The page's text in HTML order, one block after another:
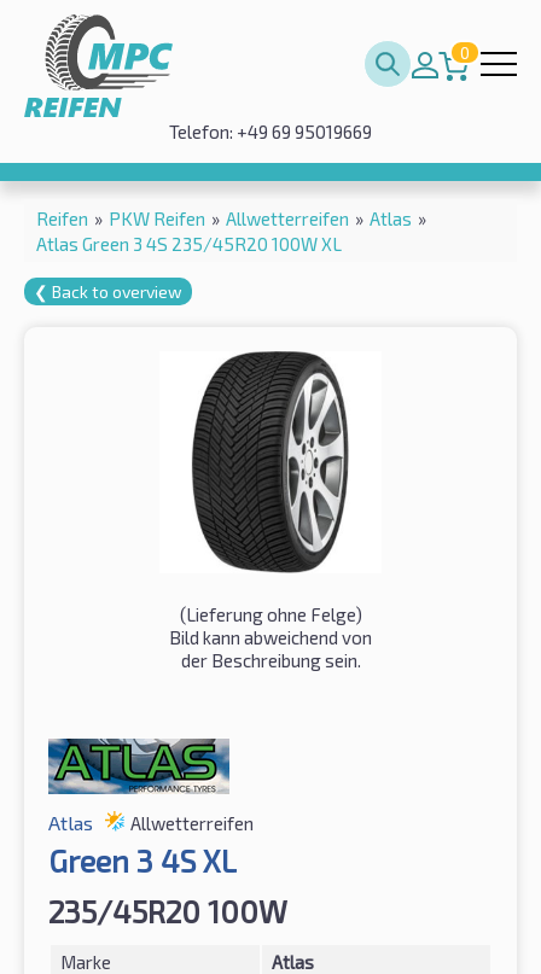
0
Telefon: +49 69 95019669
Reifen » PKW Reifen » Allwetterreifen » Atlas »
Atlas Green 3 4S 235/45R20 100W XL
❮ Back to overview
(Lieferung ohne Felge)
Bild kann abweichend von
der Beschreibung sein.
Atlas Allwetterreifen
Green 3 4S XL
235/45R20 100W
Marke
Atlas